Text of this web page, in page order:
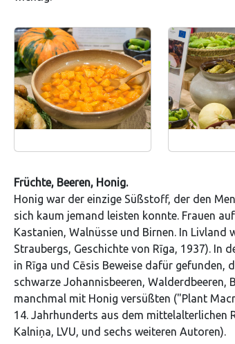
Früchte, Beeren, Honig.
Honig war der einzige Süßstoff, der den
sich kaum jemand leisten konnte. Frauen
Kastanien, Walnüsse und Birnen. In
Straubergs, Geschichte von Rīga, 1937). In
in Rīga und Cēsis Beweise dafür gefunden,
schwarze Johannisbeeren, Walderdbeeren,
manchmal mit Honig versüßten ("Plant
14. Jahrhunderts aus dem mittelalterlichen
Kalniņa, LVU, und sechs weiteren Autoren).